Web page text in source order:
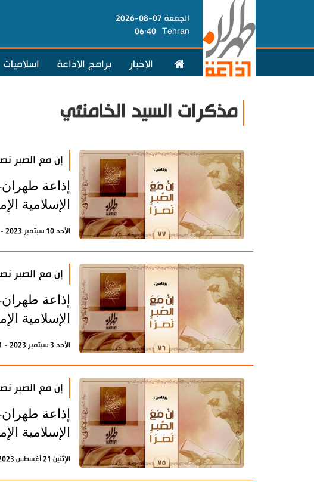
الجمعة 07-08-2026
Tehran
06:40
الاخبار برامج الاذاعة اسلاميات
مذكرات السيد الخامنئي
إن مع الصبر
إذاعة
الإسلامية
الأحد 10 سبتمبر 2023 - 13:18 بتوقيت طهران
إن مع الصبر
إذاعة
الإسلامية
الأحد 3 سبتمبر 2023 - 13:01 بتوقيت طهران
إن مع الصبر
إذاعة
الإسلامية
الإثنين 21 أغسطس 2023 - 10:41 بتوقيت طهران